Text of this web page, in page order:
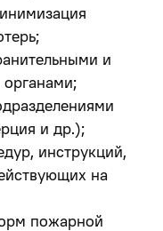
и
и др.);
инструкций,
на
пожарной